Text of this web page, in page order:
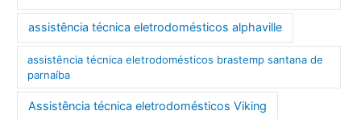
assistência técnica eletrodomésticos alphaville
assistência técnica eletrodomésticos brastemp santana de
parnaíba
Assistência técnica eletrodomésticos Viking